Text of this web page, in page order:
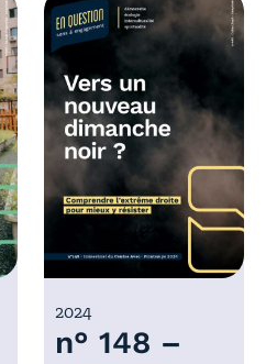
n° 148 –
2024